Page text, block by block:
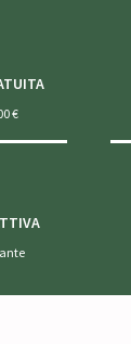
€